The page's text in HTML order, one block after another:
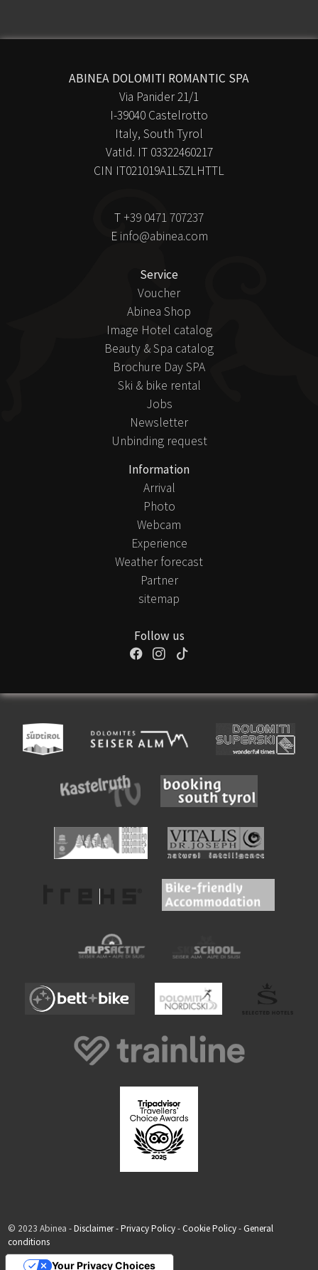
ABINEA DOLOMITI ROMANTIC SPA
Via Panider 21/1
I-39040 Castelrotto
Italy, South Tyrol
VatId. IT 03322460217
CIN IT021019A1L5ZLHTTL
T +39 0471 707237
E info@abinea.com
Service
Voucher
Abinea Shop
Image Hotel catalog
Beauty & Spa catalog
Brochure Day SPA
Ski & bike rental
Jobs
Newsletter
Unbinding request
Information
Arrival
Photo
Webcam
Experience
Weather forecast
Partner
sitemap
Follow us
© 2023 Abinea -Disclaimer-Privacy Policy-Cookie Policy-General
conditions
Your Privacy Choices